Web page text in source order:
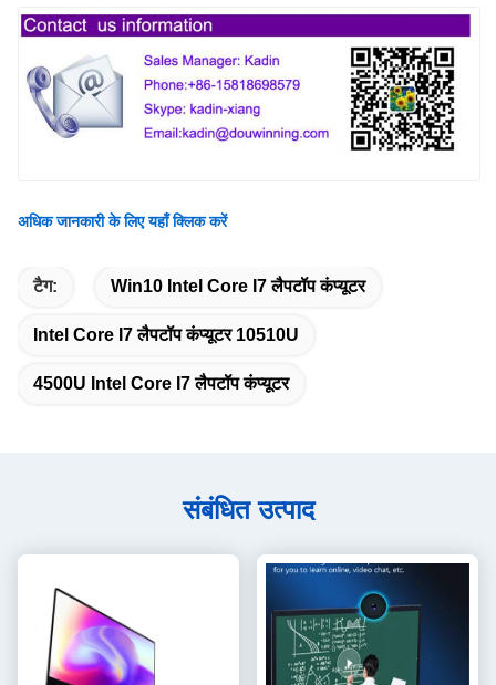
अधिक जानकारी के लिए यहाँ क्लिक करें
टैग: Win10 Intel Core I7 लैपटॉप कंप्यूटर
Intel Core I7 लैपटॉप कंप्यूटर 10510U
4500U Intel Core I7 लैपटॉप कंप्यूटर
संबंधित उत्पाद